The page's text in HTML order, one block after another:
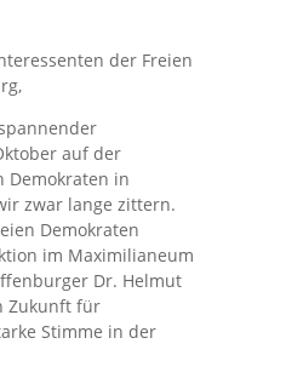
der Freien
auf der
Demokraten in
zwar lange zittern.
Demokraten
im Maximilianeum
Dr. Helmut
Zukunft für
Stimme in der